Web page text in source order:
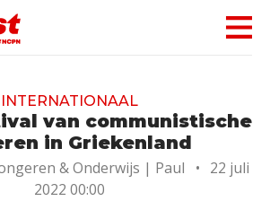
INTERNATIONAAL
van communistische
in Griekenland
& Onderwijs | Paul • 22 juli
2022 00:00